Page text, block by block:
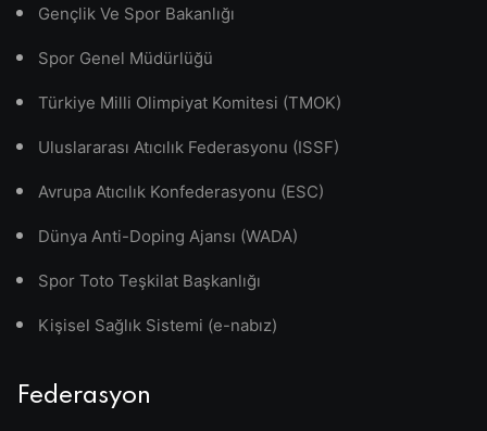
Gençlik Ve Spor Bakanlığı
Spor Genel Müdürlüğü
Türkiye Milli Olimpiyat Komitesi (TMOK)
Uluslararası Atıcılık Federasyonu (ISSF)
Avrupa Atıcılık Konfederasyonu (ESC)
Dünya Anti-Doping Ajansı (WADA)
Spor Toto Teşkilat Başkanlığı
Kişisel Sağlık Sistemi (e-nabız)
Federasyon